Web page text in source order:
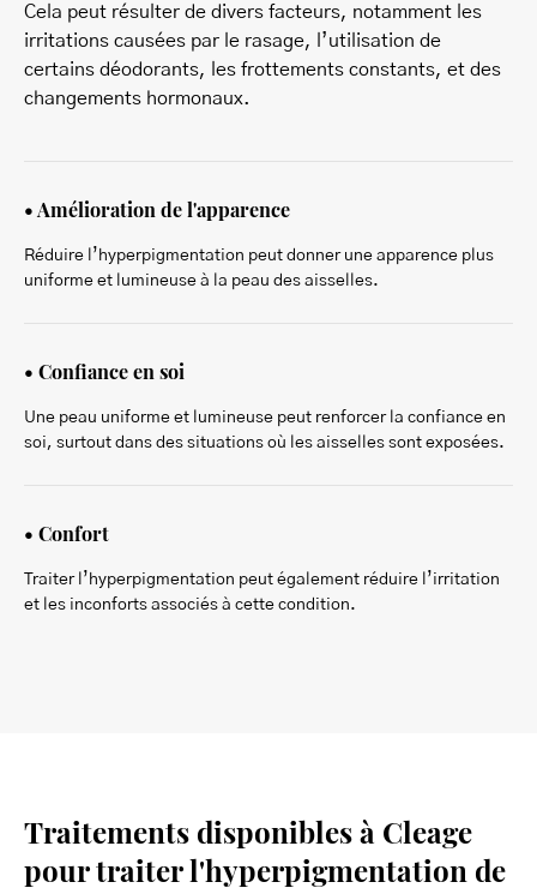
Cela peut résulter de divers facteurs, notamment les
irritations causées par le rasage, l’utilisation de
certains déodorants, les frottements constants, et des
changements hormonaux.
• Amélioration de l'apparence
Réduire l’hyperpigmentation peut donner une apparence plus
uniforme et lumineuse à la peau des aisselles.
• Confiance en soi
Une peau uniforme et lumineuse peut renforcer la confiance en
soi, surtout dans des situations où les aisselles sont exposées.
• Confort
Traiter l’hyperpigmentation peut également réduire l’irritation
et les inconforts associés à cette condition.
Traitements disponibles à Cleage
pour traiter l'hyperpigmentation de